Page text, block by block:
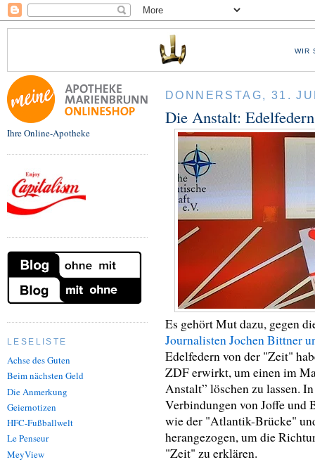
WIR
Ihre Online-Apotheke
LESELISTE
Achse des Guten
Beim nächsten Geld
Die Anmerkung
Geiernotizen
HFC-Fußballwelt
Le Penseur
MeyView
DONNERSTAG, 31.
Die Anstalt:
Es gehört Mut dazu, gegen
Journalisten Jochen Bittner
Edelfedern von der "Zeit"
ZDF erwirkt, um einen im
Anstalt” löschen zu lassen.
Verbindungen von Joffe und
wie der "Atlantik-Brücke"
herangezogen, um die
"Zeit" zu erklären.